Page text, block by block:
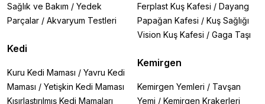
Sağlık ve Bakım / Yedek
Parçalar / Akvaryum Testleri
Kedi
Kuru Kedi Maması / Yavru Kedi
Maması / Yetişkin Kedi Maması
Kısırlaştırılmış Kedi Mamaları
Ferplast Kuş Kafesi / Dayang
Papağan Kafesi / Kuş Sağlığı
Vision Kuş Kafesi / Gaga Taşı
Kemirgen
Kemirgen Yemleri / Tavşan
Yemi / Kemirgen Krakerleri